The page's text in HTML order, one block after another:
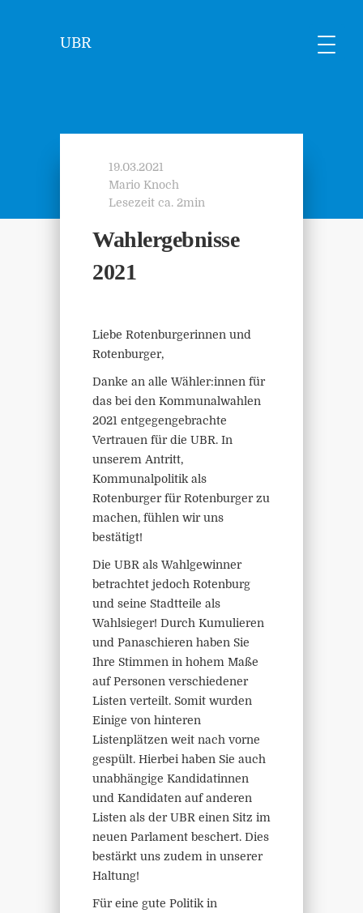
UBR
19.03.2021
Mario Knoch
Lesezeit ca. 2min
Wahlergebnisse
2021
Liebe Rotenburgerinnen und
Rotenburger,
Danke an alle Wähler:innen für
das bei den Kommunalwahlen
2021 entgegengebrachte
Vertrauen für die UBR. In
unserem Antritt,
Kommunalpolitik als
Rotenburger für Rotenburger zu
machen, fühlen wir uns
bestätigt!
Die UBR als Wahlgewinner
betrachtet jedoch Rotenburg
und seine Stadtteile als
Wahlsieger! Durch Kumulieren
und Panaschieren haben Sie
Ihre Stimmen in hohem Maße
auf Personen verschiedener
Listen verteilt. Somit wurden
Einige von hinteren
Listenplätzen weit nach vorne
gespült. Hierbei haben Sie auch
unabhängige Kandidatinnen
und Kandidaten auf anderen
Listen als der UBR einen Sitz im
neuen Parlament beschert. Dies
bestärkt uns zudem in unserer
Haltung!
Für eine gute Politik in